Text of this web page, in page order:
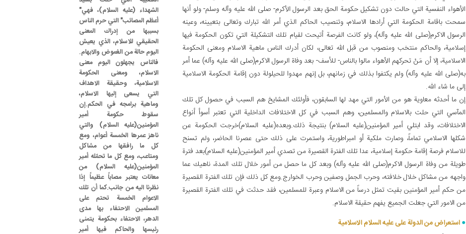
الأهواء النفسية التي حالت دون تشكيل حكومة الحق بعد الرسول الأكرم- صلى الله عليه وآله وسلم- ولو أنها
سمحت باقامة الحكومة التي أرادها الاسلام، وتنصيب الحاكم الذي أمر الله تبارك وتعالى بتعيينه، وعينه
الرسول الاكرم(صلى الله عليه وآله)، ولو كانت الفرصة أتيحت لقيام تلك التشكيلة التي تكون الحكومة فيها
إسلامية، والحاكم منتخب ومنصوب من قبل الله تعالى، لكان أدرك الناس ماهية الاسلام ومعنى الحكومة
الاسلامية، إلا أن مَنْ تحركهم الأهواء مالوا بالناس- للأسف- بعد وفاة الرسول الاكرم(صلى الله عليه وآله) عما أمر
به(صلى الله عليه وآله) ولم يكتفوا بذلك في زمانهم، بل إنهم مهدوا للحيلولة دون إقامة الحكومة الاسلامية
إلى ما شاء الله.
إن ما أحدثه معاوية هو من الأمور التي مهد لها السابقون، فأولئك المشايخ هم السبب في حصول كل تلك
المآسي التي حلت بالاسلام والمسلمين، وهم السبب في كل الاختلافات الداخلية التي تعتبر أسوأ أنواع
الاختلافات، وقد ابتلي أمير المؤمنين(عليه السلام) بنتيجة ذلك.وبعده(عليه السلام)خرجت الحكومة عن
شكلها الاسلامي تماماً، وصارت ملكية أو امبراطورية، واستمرت على ذلك حتى عصرنا الحاضر، ولم تسنح
للاسلام فرصة إقامة حكومة إسلامية، عدا تلك الفترة القصيرة من تصدي أمير المؤمنين(عليه السلام)بعد فترة
طويلة من وفاة الرسول الاكرم(صلى الله عليه وآله) وبعد كل ما حصل من أمور خلال تلك المدة، ناهيك عما
واجهه من مشاكل خلال خلافته، وحرب الجمل وصفين وحرب الخوارج.ومع كل ذلك فإن تلك الفترة القصيرة
من حكم أمير المؤمنين بقيت تمثل درساً من الاسلام وعبرة للمسلمين، فقد حدثت في تلك الفترة القصيرة
من الامور التي جعلت الجميع يفهم حقيقة الاسلام.
استعراض من الدولة علی علیه السلام الاسلامیة
الشهداء (عليه السلام)، فهي"
أعظم المصائب" التي حرم الناس
بسببها من إدراك المعنى
الحقيقي للاسلام، الذي يعيش
اليوم حالة من الغموض والابهام.
فالناس يجهلون اليوم معنى
الاسلام، ومعنى الحكومة
الاسلامية، وحقيقة الاهداف
التي يسعى إليها الاسلام،
وماهية برامجه في الحكم.إن
سقوط حكومة أمير
المؤمنين(عليه السلام) والتي
ناهز عمرها الخمسة أعوام، ومع
كل ما رافقها من مشاكل
ومتاعب، ومع كل ما تحمّله أمير
المؤمنين(عليه السلام) من
معانات يعتبر مصاباً عظيماً إذا
نظرنا اليه من جانب.كما أن تلك
الاعوام الخمسة تحتم على
المسلمين الاحتفاء بها مدى
الدهر، الاحتفاء بحكومة يتمنى
رئيسها والحاكم فيها أمير